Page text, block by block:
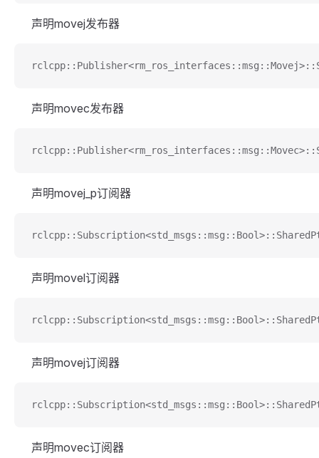
声明movej发布器
声明movec发布器
声明movej_p订阅器
声明movel订阅器
声明movej订阅器
声明movec订阅器